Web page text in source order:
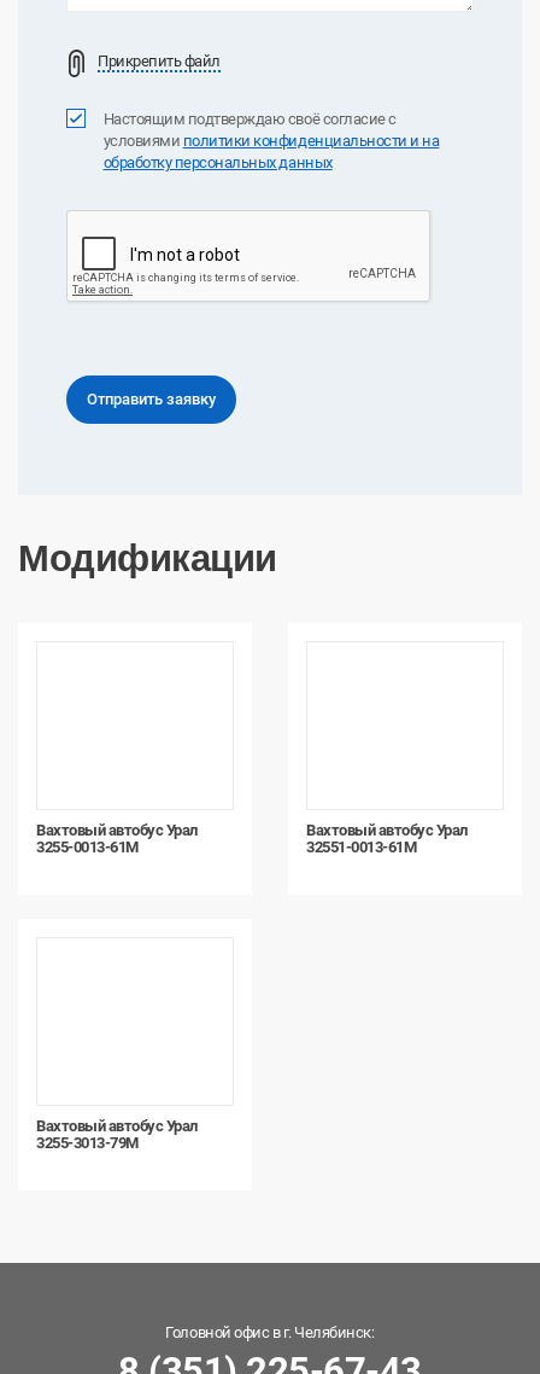
Прикрепить файл
Настоящим подтверждаю своё согласие с
условиями политики конфиденциальноcти и на
обработку персональных данных
Модификации
Вахтовый автобус Урал
3255-0013-61М
Вахтовый автобус Урал
32551-0013-61М
Вахтовый автобус Урал
3255-3013-79М
Головной офис в г. Челябинск: